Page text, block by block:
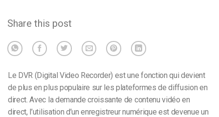
Share this post
Le DVR (Digital Video Recorder) est une fonction qui devient
de plus en plus populaire sur les plateformes de diffusion en
direct. Avec la demande croissante de contenu vidéo en
direct, l’utilisation d’un enregistreur numérique est devenue un